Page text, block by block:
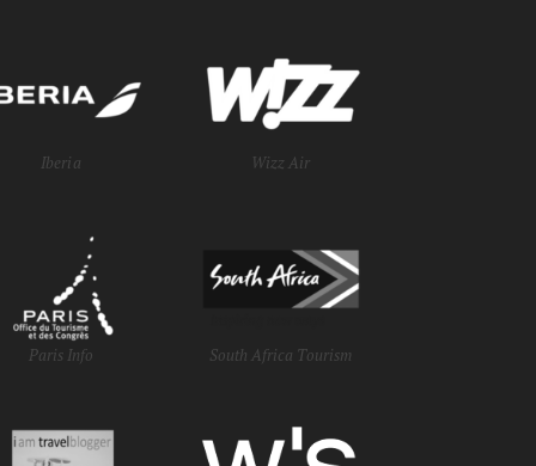
Iberia Wizz Air
Paris Info South Africa Tourism